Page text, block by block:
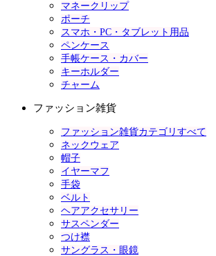
マネークリップ
ポーチ
スマホ・PC・タブレット用品
ペンケース
手帳ケース・カバー
キーホルダー
チャーム
ファッション雑貨
ファッション雑貨カテゴリすべて
ネックウェア
帽子
イヤーマフ
手袋
ベルト
ヘアアクセサリー
サスペンダー
つけ襟
サングラス・眼鏡